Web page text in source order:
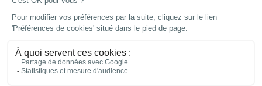
2,95 € offert dès 49 € d'achat
3 à 4 jours ouvrés
DPD à domicile
7,49 € offert dès 49 € d'achat